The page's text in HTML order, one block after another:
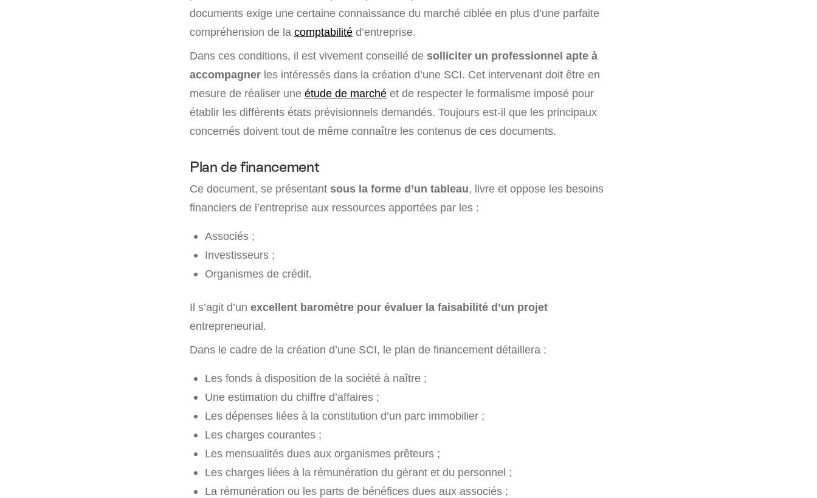
documents exige une certaine connaissance du marché ciblée en plus d’une parfaite
compréhension de la comptabilité d’entreprise.
Dans ces conditions, il est vivement conseillé de solliciter un professionnel apte à
accompagner les intéressés dans la création d’une SCI. Cet intervenant doit être en
mesure de réaliser une étude de marché et de respecter le formalisme imposé pour
établir les différents états prévisionnels demandés. Toujours est-il que les principaux
concernés doivent tout de même connaître les contenus de ces documents.
Plan de financement
Ce document, se présentant sous la forme d’un tableau, livre et oppose les besoins
financiers de l’entreprise aux ressources apportées par les :
Associés ;
Investisseurs ;
Organismes de crédit.
Il s’agit d’un excellent baromètre pour évaluer la faisabilité d’un projet
entrepreneurial.
Dans le cadre de la création d’une SCI, le plan de financement détaillera :
Les fonds à disposition de la société à naître ;
Une estimation du chiffre d’affaires ;
Les dépenses liées à la constitution d’un parc immobilier ;
Les charges courantes ;
Les mensualités dues aux organismes prêteurs ;
Les charges liées à la rémunération du gérant et du personnel ;
La rémunération ou les parts de bénéfices dues aux associés ;